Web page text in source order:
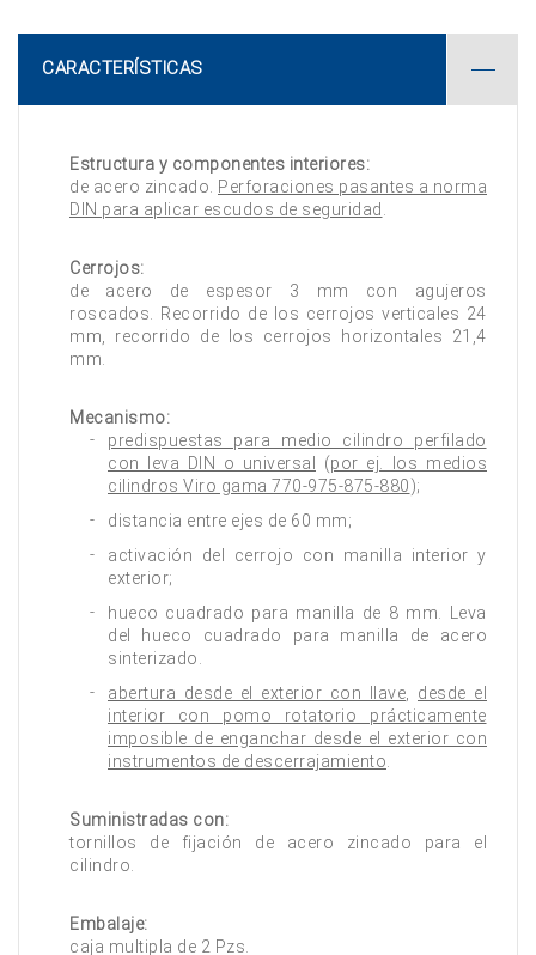
CARACTERÍSTICAS
Estructura y componentes interiores:
de acero zincado.
Perforaciones pasantes a norma
DIN para aplicar escudos de seguridad
Cerrojos:
de acero de espesor 3 mm con agujeros
roscados. Recorrido de los cerrojos verticales 24
mm, recorrido de los cerrojos horizontales 21,4
mm.
Mecanismo:
predispuestas para medio cilindro perfilado
con leva DIN o universal
(por ej. los medios
cilindros Viro gama 770-975-875-880);
distancia entre ejes de 60 mm;
activación del cerrojo con manilla interior y
exterior;
hueco cuadrado para manilla de 8 mm. Leva
del hueco cuadrado para manilla de acero
sinterizado.
abertura desde el exterior con llave
desde el
interior con pomo rotatorio prácticamente
imposible de enganchar desde el exterior con
instrumentos de descerrajamiento
Suministradas con:
tornillos de fijación de acero zincado para el
cilindro.
Embalaje:
caja multipla de 2 Pzs.